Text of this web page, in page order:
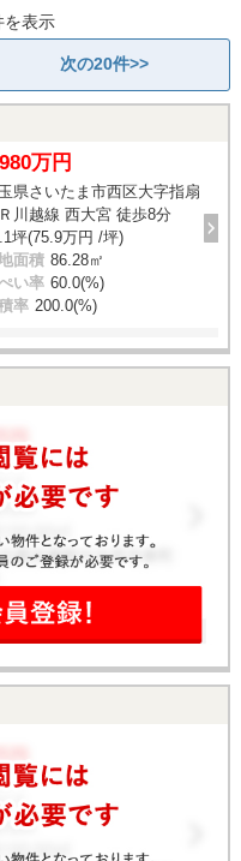
を表示
次の20件>>
万円
県さいたま市西区大字指扇
川越線 西大宮 徒歩8分
坪(75.9万円 /坪)
面積 86.28㎡
い率 60.0(%)
率 200.0(%)